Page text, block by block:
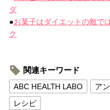
ダ
●お菓子はダイエットの敵で
ク
関連キーワード
ABC HEALTH LABO
ア
レシピ